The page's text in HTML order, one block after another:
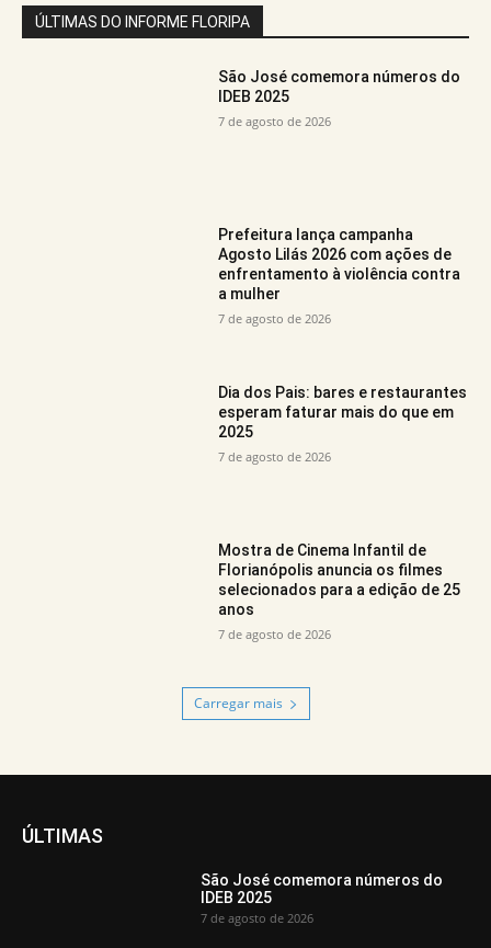
ÚLTIMAS DO INFORME FLORIPA
São José comemora números do
IDEB 2025
7 de agosto de 2026
Prefeitura lança campanha
Agosto Lilás 2026 com ações de
enfrentamento à violência contra
a mulher
7 de agosto de 2026
Dia dos Pais: bares e restaurantes
esperam faturar mais do que em
2025
7 de agosto de 2026
Mostra de Cinema Infantil de
Florianópolis anuncia os filmes
selecionados para a edição de 25
anos
7 de agosto de 2026
Carregar mais
ÚLTIMAS
São José comemora números do
IDEB 2025
7 de agosto de 2026